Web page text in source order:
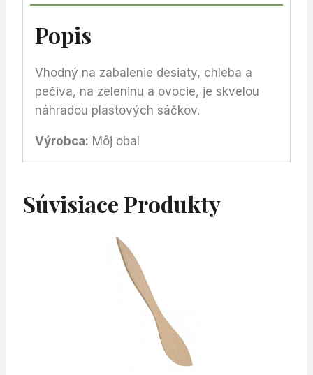
Popis
Vhodný na zabalenie desiaty, chleba a
pečiva, na zeleninu a ovocie, je skvelou
náhradou plastových sáčkov.
Výrobca: Môj obal
Súvisiace Produkty